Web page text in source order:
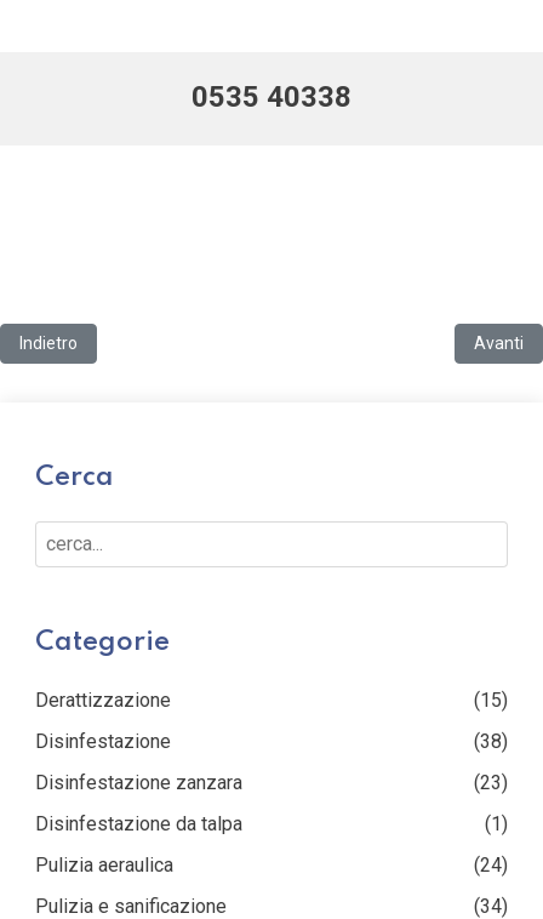
0535 40338
Articolo precedente: ANAM il futuro della qualità dell'aria indoor
Indietro Articolo
Avanti
Cerca
Cerca...
Categorie
Derattizzazione
(15)
Disinfestazione
(38)
Disinfestazione zanzara
(23)
Disinfestazione da talpa
(1)
Pulizia aeraulica
(24)
Pulizia e sanificazione
(34)